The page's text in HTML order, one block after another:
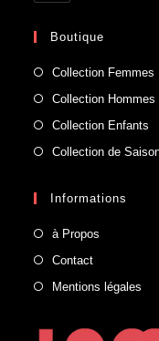
Boutique
Collection Femmes
Collection Hommes
Collection Enfants
Collection de
Informations
à Propos
Contact
Mentions légales